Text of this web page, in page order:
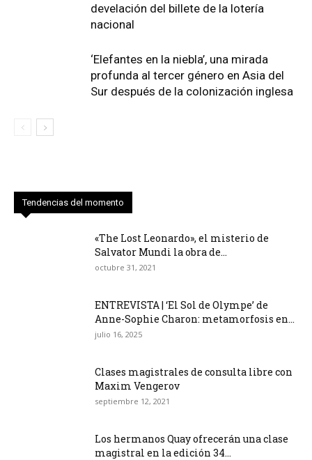
develación del billete de la lotería
nacional
‘Elefantes en la niebla’, una mirada
profunda al tercer género en Asia del
Sur después de la colonización inglesa
Tendencias del momento
«The Lost Leonardo», el misterio de
Salvator Mundi la obra de...
octubre 31, 2021
ENTREVISTA | ‘El Sol de Olympe’ de
Anne-Sophie Charon: metamorfosis en...
julio 16, 2025
Clases magistrales de consulta libre con
Maxim Vengerov
septiembre 12, 2021
Los hermanos Quay ofrecerán una clase
magistral en la edición 34...